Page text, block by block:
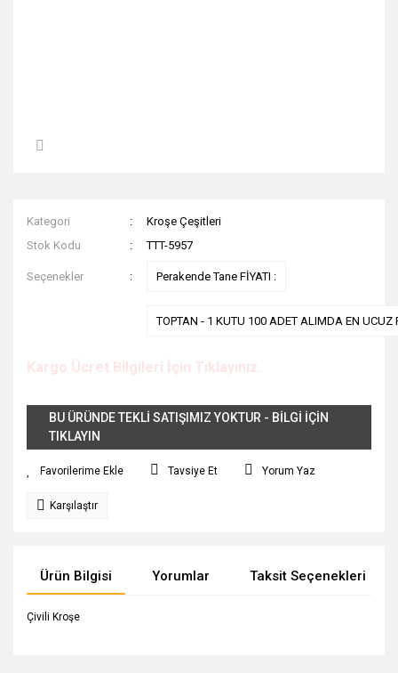
Kategori
Kroşe Çeşitleri
Stok Kodu
TTT-5957
Seçenekler Perakende Tane FİYATI :
TOPTAN - 1 KUTU 100 ADET ALIMDA EN UCUZ
Kargo Ücret Bilgileri İçin Tıklayınız.
BU ÜRÜNDE TEKLİ SATIŞIMIZ YOKTUR - BİLGİ İÇİN
TIKLAYIN
Tavsiye Et Yorum Yaz
Karşılaştır
Ürün Bilgisi Yorumlar Taksit Seçenekleri
Çivili Kroşe